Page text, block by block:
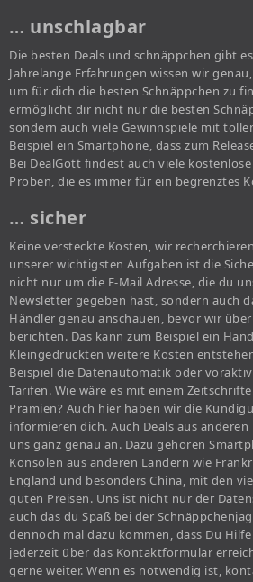
… unschlagbar
Die besten Deals und schnäppchen gibt
Jahrelange Erfahrungen wissen wir
um für dich die besten Schnäppchen zu
ermöglicht dir nicht nur die besten
sondern auch viele Gewinnspiele mit
Beispiel ein Smartphone, dass zum
Bei DealGott findest auch viele
Proben, die es immer für ein begrenztes
… sicher
Keine versteckte Kosten, wir
unserer wichtigsten Aufgaben ist die
nicht nur um die E-Mail Adresse, die du
Newsletter gegeben hast, sondern auch
Händler genau anschauen, bevor wir
berichten. Das kann zum Beispiel ein
Kleingedruckten weitere Kosten
Beispiel die Datenautomatik oder
Tarifen. Wie wäre es mit einem
Prämien? Auch hier haben wir die
informieren dich. Auch Deals aus
uns ganz genau an. Dazu gehören
Konsolen aus anderen Ländern wie
England und besonders China, mit den
guten Preisen. Uns ist nicht nur der
auch das du Spaß bei der
dennoch mal dazu kommen, dass Du
jederzeit über das Kontaktformular
gerne weiter. Wenn es notwendig ist,